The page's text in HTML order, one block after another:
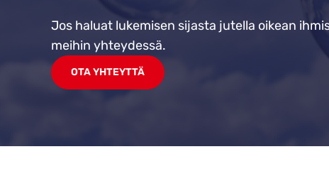
Jos haluat lukemisen sijasta jutella oikean
meihin yhteydessä.
OTA YHTEYTTÄ